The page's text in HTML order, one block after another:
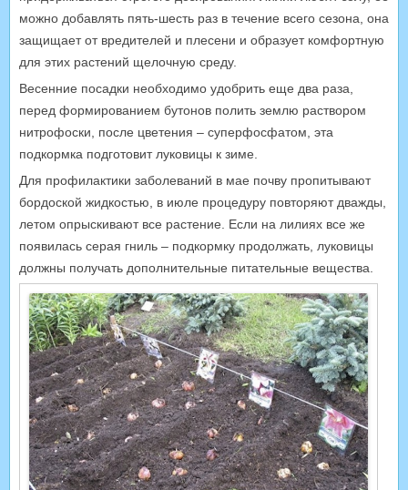
можно добавлять пять-шесть раз в течение всего сезона, она
защищает от вредителей и плесени и образует комфортную
для этих растений щелочную среду.
Весенние посадки необходимо удобрить еще два раза,
перед формированием бутонов полить землю раствором
нитрофоски, после цветения – суперфосфатом, эта
подкормка подготовит луковицы к зиме.
Для профилактики заболеваний в мае почву пропитывают
бордоской жидкостью, в июле процедуру повторяют дважды,
летом опрыскивают все растение. Если на лилиях все же
появилась серая гниль – подкормку продолжать, луковицы
должны получать дополнительные питательные вещества.